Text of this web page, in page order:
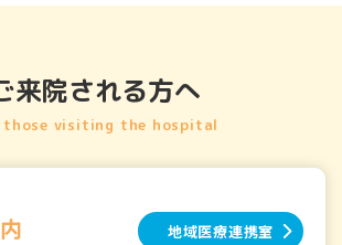
来院される方へ
those visiting the hospital
地域医療連携室